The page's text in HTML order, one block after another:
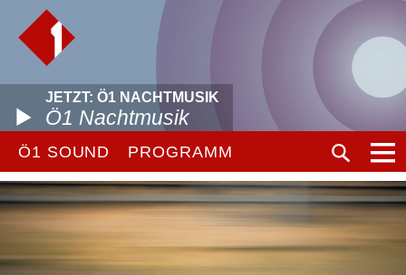
JETZT: Ö1 NACHTMUSIK
Ö1 Nachtmusik
Ö1 SOUND PROGRAMM